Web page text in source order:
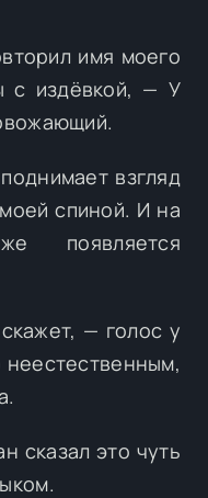
имя моего
с издёвкой, — У
взгляд
спиной. И на
появляется
— голос у
неестественным,
сказал это чуть